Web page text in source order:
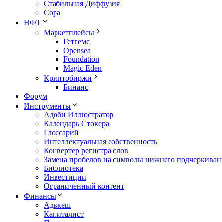
Стабильная Диффузия
Сора
НФТ
Маркетплейсы
Гетгемс
Opensea
Foundation
Magic Eden
Криптобиржи
Бинанс
Форум
Инструменты
Адоби Иллюстратор
Календарь Стокера
Глоссарий
Интеллектуальная собственность
Конвертер регистра слов
Замена пробелов на символы нижнего
Библиотека
Инвестиции
Ограниченный контент
Финансы
Адвкеш
Капиталист